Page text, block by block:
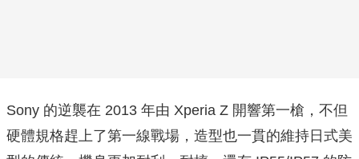
Sony 的逆襲在 2013 年由 Xperia Z 開響第一槍，不但
硬體規格趕上了第一線戰場，造型也一貫的維持日式美